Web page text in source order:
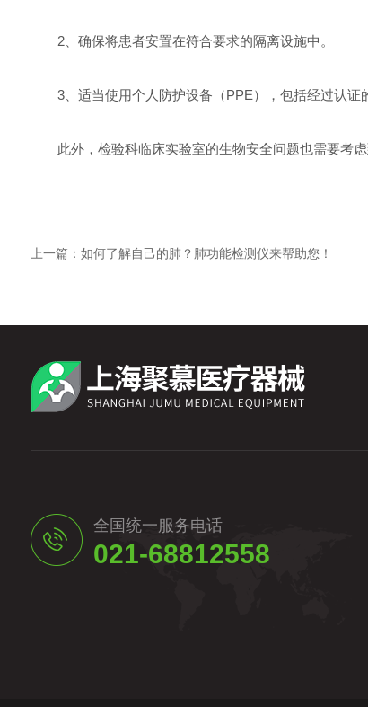
2、确保将患者安置在符合要求的隔离设施中。
3、适当使用个人防护设备（PPE），包括经过认证
此外，检验科临床实验室的生物安全问题也需要考虑
上一篇： 如何了解自己的肺？肺功能检测仪来帮助您！
全国统一服务电话
021-68812558